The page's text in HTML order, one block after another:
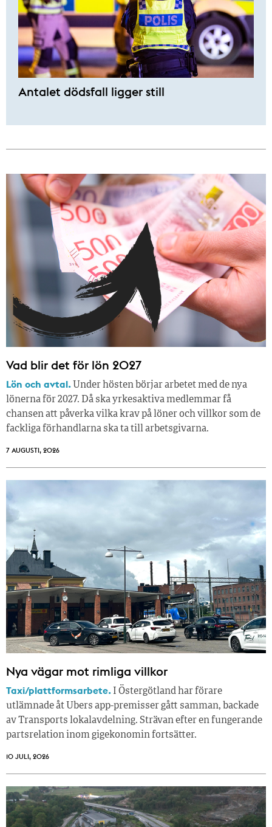
Antalet dödsfall ligger still
Vad blir det för lön 2027
Lön och avtal. Under hösten börjar arbetet med de nya
lönerna för 2027. Då ska yrkesaktiva medlemmar få
chansen att påverka vilka krav på löner och villkor som de
fackliga förhandlarna ska ta till arbetsgivarna.
7 AUGUSTI, 2026
Nya vägar mot rimliga villkor
Taxi/plattformsarbete. I Östergötland har förare
utlämnade åt Ubers app-premisser gått samman, backade
av Transports lokalavdelning. Strävan efter en fungerande
partsrelation inom gigekonomin fortsätter.
10 JULI, 2026